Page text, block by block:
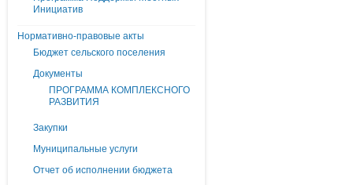
Инициатив
Нормативно-правовые акты
Бюджет сельского поселения
Документы
ПРОГРАММА КОМПЛЕКСНОГО
РАЗВИТИЯ
Закупки
Муниципальные услуги
Отчет об исполнении бюджета